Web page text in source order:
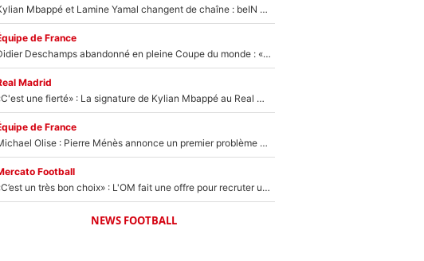
Kylian Mbappé et Lamine Yamal changent de chaîne : beIN SPORTS ne digère pas cette décision historique et prédit un fiasco pour la Liga
de France
Didier Deschamps abandonné en pleine Coupe du monde : «La FFF était déjà passée à Zinedine Zidane»
Madrid
«C'est une fierté» : La signature de Kylian Mbappé au Real Madrid continue de régaler l'Espagne
de France
Michael Olise : Pierre Ménès annonce un premier problème pour Zinedine Zidane en équipe de France
Football
«C’est un très bon choix» : L'OM fait une offre pour recruter un ancien joueur du PSG... et c'est validé dans l'After Foot !
NEWS FOOTBALL